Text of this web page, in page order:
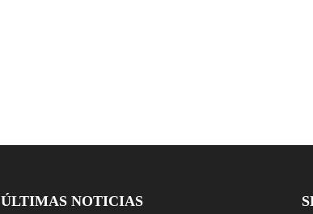
ÚLTIMAS NOTICIAS